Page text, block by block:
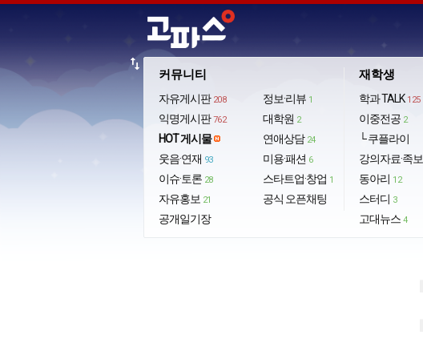
커뮤니티
자유게시판 208
익명게시판 762
HOT 게시물
웃음·연재 93
이슈·토론 28
자유홍보 21
공개일기장
정보·리뷰 1
대학원 2
연애상담 24
미용·패션 6
스타트업·창업 1
공식 오픈채팅
재학생
학과 TALK 125
이중전공 2
└ 쿠플라이
강의자료·족보
동아리 12
스터디 3
고대뉴스 4
import_export